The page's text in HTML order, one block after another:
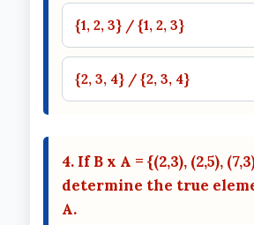
{1, 2, 3} / {1, 2, 3}
{2, 3, 4} / {2, 3, 4}
4. If B x A = {(2,3), (2,5),
determine the true
A.